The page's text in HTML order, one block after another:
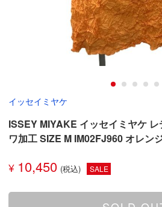
イッセイミヤケ
ISSEY MIYAKE イッセイミヤケ
ワ加工 SIZE M IM02FJ960 オレン
¥ 10,450 SALE